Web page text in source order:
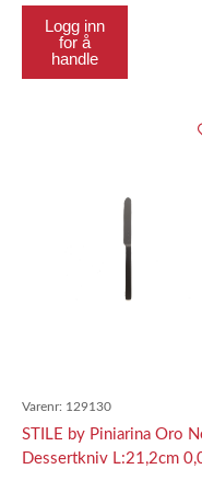
Logg inn
for å
handle
Varenr: 129130
STILE by Piniarina Oro
Dessertkniv L:21,2cm